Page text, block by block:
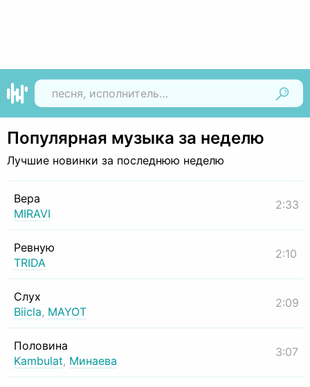
Популярная музыка за неделю
Лучшие новинки за последнюю неделю
Вера
MIRAVI
2:33
Ревную
TRIDA
2:10
Слух
Biicla, MAYOT
2:09
Половина
Kambulat, Минаева
3:07